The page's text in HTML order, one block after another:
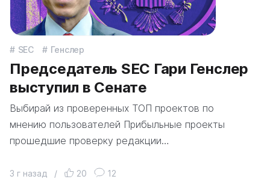
SEC Генслер
Председатель SEC Гари Генслер
выступил в Сенате
Выбирай из проверенных ТОП проектов по
мнению пользователей Прибыльные проекты
прошедшие проверку редакции…
3 г назад / 20 12